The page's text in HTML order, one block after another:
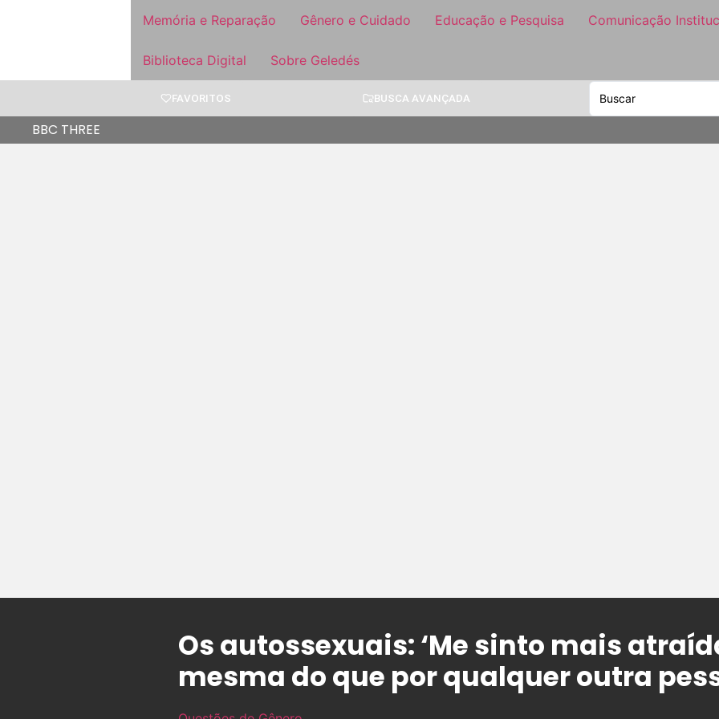
Memória e Reparação Gênero e Cuidado Educação e Pesquisa Comunicação
Biblioteca Digital Sobre Geledés
FAVORITOS BUSCA AVANÇADA
BBC THREE
Os autossexuais: ‘Me sinto mais
mesma do que por qualquer outra